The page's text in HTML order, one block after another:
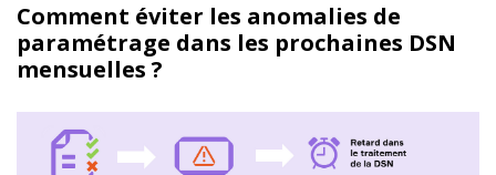
Comment éviter les anomalies de
paramétrage dans les prochaines DSN
mensuelles ?